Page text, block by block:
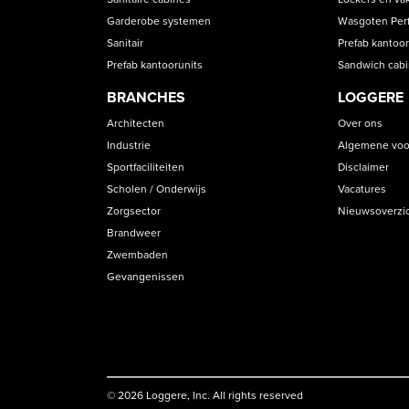
Garderobe systemen
Sanitair
Prefab kantoorunits
BRANCHES
Architecten
Industrie
Sportfaciliteiten
Scholen / Onderwijs
Zorgsector
Brandweer
Zwembaden
Gevangenissen
Wasgoten
Prefab
Sandwich
LOGGERE
Over ons
Algemene
Disclaimer
Vacatures
© 2026 Loggere, Inc. All rights reserved